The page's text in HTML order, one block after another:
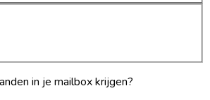
in je mailbox krijgen?